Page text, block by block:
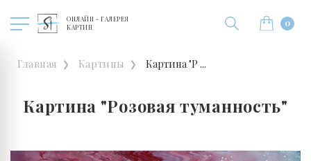
ОНЛАЙН - ГАЛЕРЕЯ
КАРТИН
0
Главная Картины Картина "Р ...
Картина "Розовая туманность"